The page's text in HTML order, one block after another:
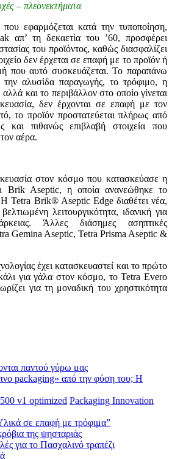
– πλεονεκτήματα
εφαρμόζεται κατά την τυποποίηση,
απ’ τη δεκαετία του ’60, προσφέρει
του προϊόντος, καθώς διασφαλίζει
δεν έρχεται σε επαφή με το προϊόν ή
που αυτό συσκευάζεται. Το παραπάνω
την αλυσίδα παραγωγής, το τρόφιμο, η
και το περιβάλλον στο οποίο γίνεται
δεν έρχονται σε επαφή με τον
το προϊόν προστατεύεται πλήρως από
και πιθανώς επιβλαβή στοιχεία που
αέρα.
στον κόσμο που κατασκεύασε η
Brik Aseptic, η οποία ανανεώθηκε το
Tetra Brik® Aseptic Edge διαθέτει νέα,
λειτουργικότητα, ιδανική για
Άλλες διάσημες ασηπτικές
Gemina Aseptic, Tetra Prisma Aseptic &
έχει κατασκευαστεί και το πρώτο
για γάλα στον κόσμο, το Tetra Evero
για τη μοναδική του χρηστικότητα
παντού γύρω μας
packaging» από την φύση του; Η
Packaging Innovation
σε επαφή με τρόφιμα”
της ψησταριάς
για το Πασχαλινό τραπέζι